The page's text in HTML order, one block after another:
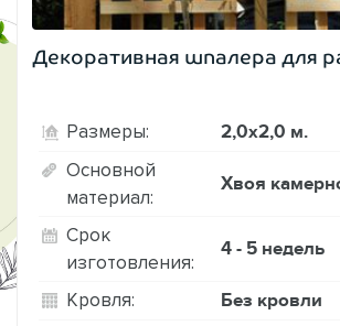
Декоративная шпалера для
Размеры: 2,0х2,0 м.
Основной
материал:
Хвоя
Срок
изготовления:
4 - 5 недель
Кровля: Без кровли